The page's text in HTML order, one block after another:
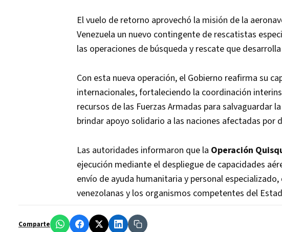
El vuelo de retorno aprovechó la misión de la
Venezuela un nuevo contingente de rescatistas
las operaciones de búsqueda y rescate que
Con esta nueva operación, el Gobierno reafirma su
internacionales, fortaleciendo la coordinación
recursos de las Fuerzas Armadas para salvaguardar
brindar apoyo solidario a las naciones afectadas por
Las autoridades informaron que la Operación
ejecución mediante el despliegue de capacidades
envío de ayuda humanitaria y personal
venezolanas y los organismos competentes del
Comparte